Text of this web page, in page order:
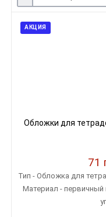
АКЦИЯ
Обложки для
71
Тип - Обложка для
Материал -